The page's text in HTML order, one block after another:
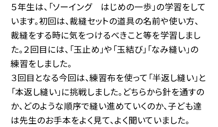
５年生は、「ソーイング はじめの一歩」の学習をして
います。初回は、裁縫セットの道具の名前や使い方、
裁縫をする時に気をつけるべきこと等を学習しまし
た。２回目には、「玉止め」や「玉結び」「なみ縫い」の
練習をしました。
３回目となる今回は、練習布を使って「半返し縫い」と
「本返し縫い」に挑戦しました。どちらから針を通すの
か、どのような順序で縫い進めていくのか、子ども達
は先生のお手本をよく見て、よく聞いていました。